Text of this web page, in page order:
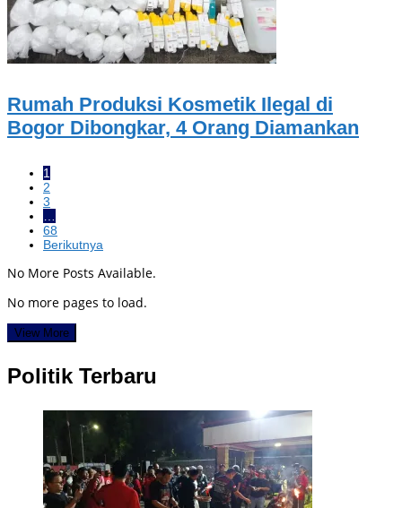
Rumah Produksi Kosmetik Ilegal di
Bogor Dibongkar, 4 Orang Diamankan
1
2
3
…
68
Berikutnya
No More Posts Available.
No more pages to load.
View More
Politik Terbaru